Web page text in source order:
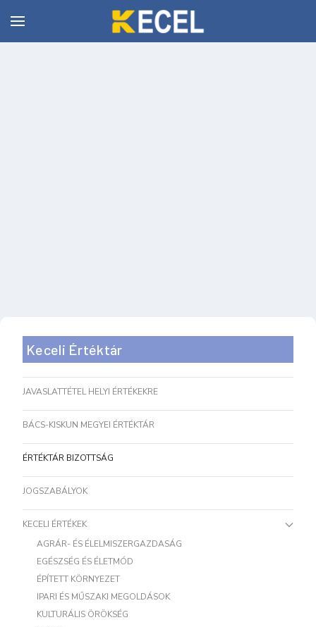
Keceli Értéktár
JAVASLATTÉTEL HELYI ÉRTÉKEKRE
BÁCS-KISKUN MEGYEI ÉRTÉKTÁR
ÉRTÉKTÁR BIZOTTSÁG
JOGSZABÁLYOK
KECELI ÉRTÉKEK
AGRÁR- ÉS ÉLELMISZERGAZDASÁG
EGÉSZSÉG ÉS ÉLETMÓD
ÉPÍTETT KÖRNYEZET
IPARI ÉS MŰSZAKI MEGOLDÁSOK
KULTURÁLIS ÖRÖKSÉG